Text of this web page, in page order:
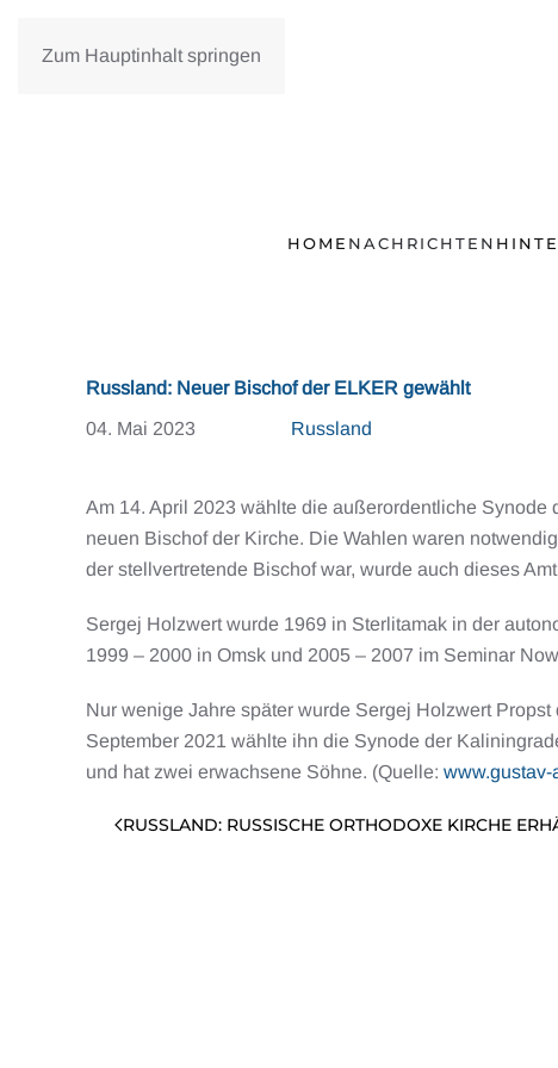
Zum Hauptinhalt springen
HOME NACHRICHTEN
Russland: Neuer Bischof der ELKER gewählt
04. Mai 2023
Russland
Am 14. April 2023 wählte die außerordentliche
neuen Bischof der Kirche. Die Wahlen waren
der stellvertretende Bischof war, wurde auch dieses
Sergej Holzwert wurde 1969 in Sterlitamak in der
1999 – 2000 in Omsk und 2005 – 2007 im Seminar
Nur wenige Jahre später wurde Sergej Holzwert
September 2021 wählte ihn die Synode der
und hat zwei erwachsene Söhne. (Quelle: www.gustav-
RUSSLAND: RUSSISCHE ORTHODOXE KIRCHE